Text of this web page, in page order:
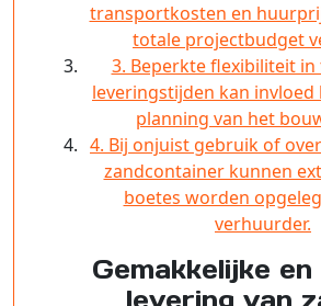
transportkosten en
totale projectbudget
3. Beperkte flexibiliteit in
leveringstijden kan invloed
planning van het
4. Bij onjuist gebruik of
zandcontainer kunnen
boetes worden
verhuurder.
Gemakkelijke en